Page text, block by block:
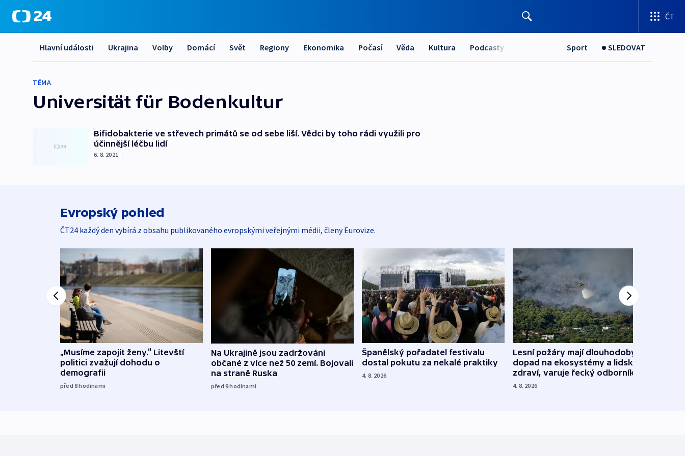
ČT
Hlavní události Ukrajina Volby Domácí Svět Regiony Ekonomika Počasí Věda Kultura Podcasty Sport SLEDOVAT
TÉMA
Universität für Bodenkultur
Bifidobakterie ve střevech primátů se od sebe liší. Vědci by toho rádi využili pro
účinnější léčbu lidí
6. 8. 2021 |
Evropský pohled
ČT24 každý den vybírá z obsahu publikovaného evropskými veřejnými médii, členy Eurovize.
„Musíme zapojit ženy.“ Litevští
politici zvažují dohodu o
demografii
před 8hodinami
Na Ukrajině jsou zadržováni
občané z více než 50 zemí. Bojovali
na straně Ruska
před 9hodinami
Španělský pořadatel festivalu
dostal pokutu za nekalé praktiky
4. 8. 2026
Lesní požáry mají dlouhodobý
dopad na ekosystémy a lidské
zdraví, varuje řecký odborník
4. 8. 2026